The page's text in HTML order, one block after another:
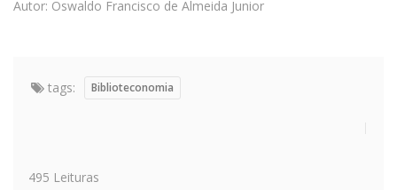
Autor: Oswaldo Francisco de Almeida Junior
tags: Biblioteconomia
495 Leituras